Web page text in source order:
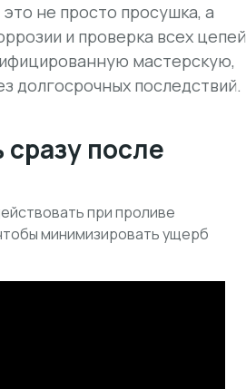
не просто просушка, а
и проверка всех цепей
мастерскую,
долгосрочных последствий.
после
при проливе
минимизировать ущерб